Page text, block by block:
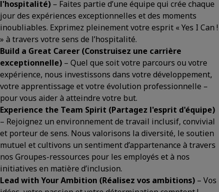
l'hospitalité) – Faites partie d’une équipe qui crée chaque
jour des expériences exceptionnelles et des moments
inoubliables. Exprimez pleinement votre esprit « Yes I Can !
» à travers votre sens de l’hospitalité.
Build a Great Career (Construisez une carrière
exceptionnelle) – Quel que soit votre parcours ou votre
expérience, nous investissons dans votre développement,
votre apprentissage et votre évolution professionnelle –
pour vous aider à atteindre votre but.
Experience the Team Spirit (Partagez l'esprit d'équipe)
– Rejoignez un environnement de travail inclusif, convivial
et porteur de sens. Nous valorisons la diversité, le soutien
mutuel et cultivons un sentiment d’appartenance à travers
nos Groupes-ressources pour les employés et à nos
initiatives en matière d’inclusion.
Lead with Your Ambition (Réalisez vos ambitions) – Vos